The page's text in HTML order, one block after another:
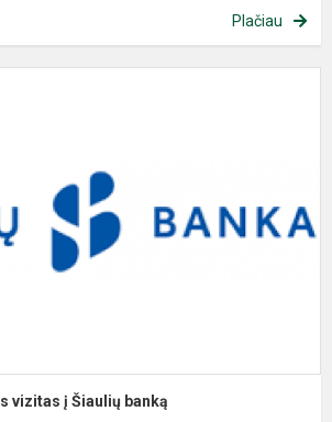
Plačiau
vizitas į Šiaulių banką